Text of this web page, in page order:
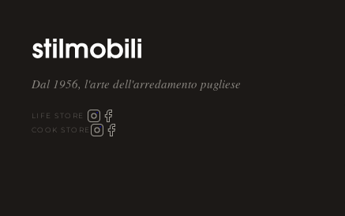
Dal 1956, l'arte dell'arredamento pugliese
LIFE STORE
COOK STORE